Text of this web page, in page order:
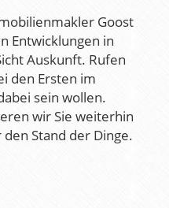
Goost
Entwicklungen in
Auskunft. Rufen
den Ersten im
sein wollen.
wir Sie weiterhin
Stand der Dinge.